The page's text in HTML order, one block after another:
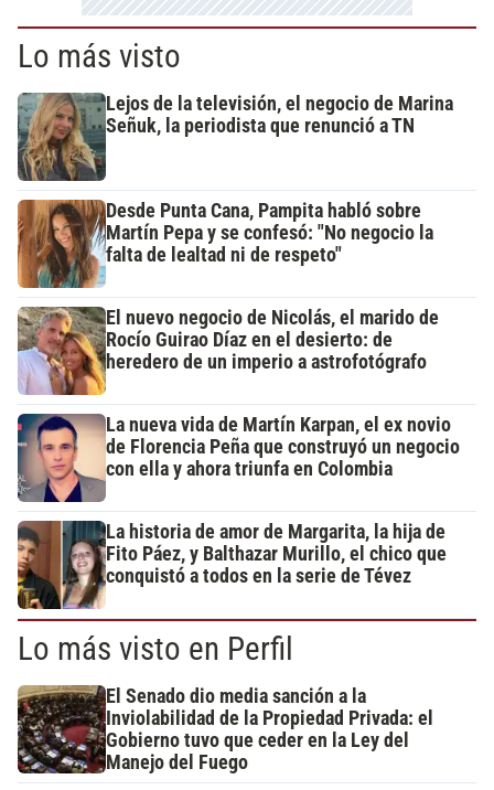
Lo más visto
Lejos de la televisión, el negocio de Marina
Señuk, la periodista que renunció a TN
Desde Punta Cana, Pampita habló sobre
Martín Pepa y se confesó: "No negocio la
falta de lealtad ni de respeto"
El nuevo negocio de Nicolás, el marido de
Rocío Guirao Díaz en el desierto: de
heredero de un imperio a astrofotógrafo
La nueva vida de Martín Karpan, el ex novio
de Florencia Peña que construyó un negocio
con ella y ahora triunfa en Colombia
La historia de amor de Margarita, la hija de
Fito Páez, y Balthazar Murillo, el chico que
conquistó a todos en la serie de Tévez
Lo más visto en Perfil
El Senado dio media sanción a la
Inviolabilidad de la Propiedad Privada: el
Gobierno tuvo que ceder en la Ley del
Manejo del Fuego